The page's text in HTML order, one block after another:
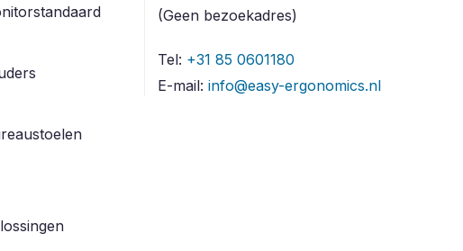
(Geen bezoekadres)
Tel: +31 85 0601180
E-mail: info@easy-ergonomics.nl